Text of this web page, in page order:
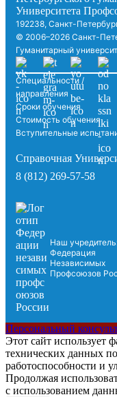
192238, Санкт-
© 2006–2026 Санкт-
Гуманитарный
Специальности /
направления
Сроки обучения
Стоимость обучения
Вступительные
Справочная
8 (812) 269-57-58
Наш
Федерация
Независимых
Профсоюзов
Персональный
Этот сайт использует
технических данных
работоспособности и
Продолжая
с использованием